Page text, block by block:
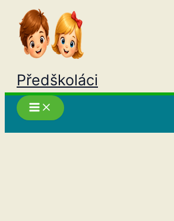
Přeskočit
obsah
Předškoláci